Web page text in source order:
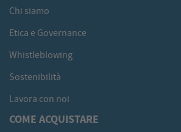
Chi siamo
Etica e Governance
Whistleblowing
Sostenibilità
Lavora con noi
COME ACQUISTARE